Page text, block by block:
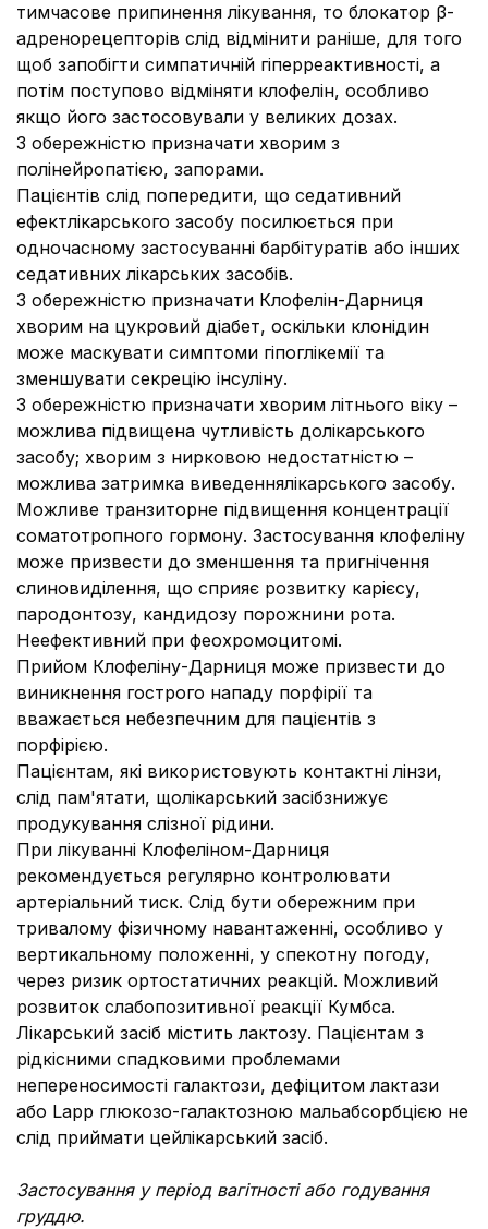
тимчасове припинення лікування, то блокатор β-
адренорецепторів слід відмінити раніше, для того
щоб запобігти симпатичній гіперреактивності, а
потім поступово відміняти клофелін, особливо
якщо його застосовували у великих дозах.
З обережністю призначати хворим з
полінейропатією, запорами.
Пацієнтів слід попередити, що седативний
ефектлікарського засобу посилюється при
одночасному застосуванні барбітуратів або інших
седативних лікарських засобів.
З обережністю призначати Клофелін-Дарниця
хворим на цукровий діабет, оскільки клонідин
може маскувати симптоми гіпоглікемії та
зменшувати секрецію інсуліну.
З обережністю призначати хворим літнього віку –
можлива підвищена чутливість долікарського
засобу; хворим з нирковою недостатністю –
можлива затримка виведеннялікарського засобу.
Можливе транзиторне підвищення концентрації
соматотропного гормону. Застосування клофеліну
може призвести до зменшення та пригнічення
слиновиділення, що сприяє розвитку карієсу,
пародонтозу, кандидозу порожнини рота.
Неефективний при феохромоцитомі.
Прийом Клофеліну-Дарниця може призвести до
виникнення гострого нападу порфірії та
вважається небезпечним для пацієнтів з
порфірією.
Пацієнтам, які використовують контактні лінзи,
слід пам'ятати, щолікарський засібзнижує
продукування слізної рідини.
При лікуванні Клофеліном-Дарниця
рекомендується регулярно контролювати
артеріальний тиск. Слід бути обережним при
тривалому фізичному навантаженні, особливо у
вертикальному положенні, у спекотну погоду,
через ризик ортостатичних реакцій. Можливий
розвиток слабопозитивної реакції Кумбса.
Лікарський засіб містить лактозу. Пацієнтам з
рідкісними спадковими проблемами
непереносимості галактози, дефіцитом лактази
або Lapp глюкозо-галактозною мальабсорбцією не
слід приймати цейлікарський засіб.
Застосування у період вагітності або годування
груддю.